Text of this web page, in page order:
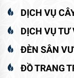
DỊCH VỤ
DỊCH VỤ TƯ
ĐÈN SÂN
ĐỒ TRANG